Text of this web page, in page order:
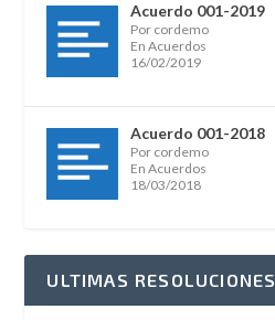
Acuerdo 001-2019
Por cordemo
En Acuerdos
16/02/2019
Acuerdo 001-2018
Por cordemo
En Acuerdos
18/03/2018
ULTIMAS RESOLUCIONES